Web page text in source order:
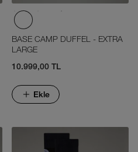
BASE CAMP DUFFEL - EXTRA
LARGE
10.999,00 TL
Ekle